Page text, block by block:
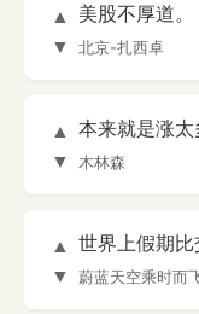
▲
▼
美股不厚道。
北京-扎西卓
▲
▼
本来就是涨
木林森
▲
▼
世界上假期比
蔚蓝天空乘时而